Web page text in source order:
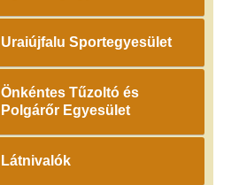
Uraiújfalu Sportegyesület
Önkéntes Tűzoltó és
Polgárőr Egyesület
Látnivalók